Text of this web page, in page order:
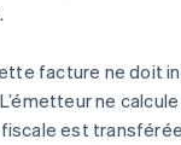
facture ne doit
ne
est